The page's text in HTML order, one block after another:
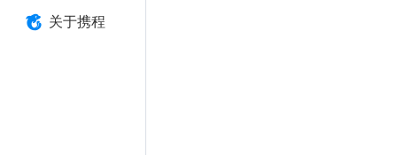
关于携程